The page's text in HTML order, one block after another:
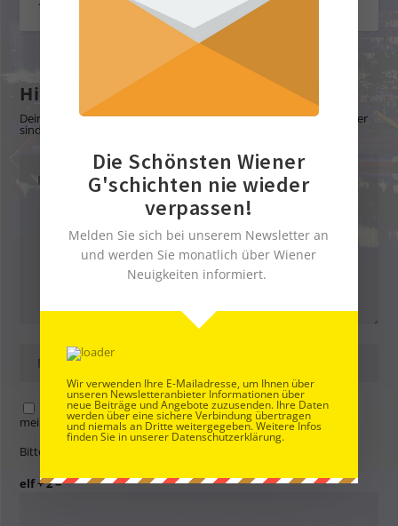
18. Februar 2026
Hinterlasse eine Antwort
Deine E-Mail-Adresse wird nicht veröffentlicht.Erforderliche Felder
sind mit
Name, E-Mail-Adresse und Website in diesem Browser für
meinen nächsten Kommentar speichern.
Bitte gib eine Antwort in Ziffern ein:
elf + 2 =
Die Schönsten Wiener
G'schichten nie wieder
verpassen!
Melden Sie sich bei unserem Newsletter an
und werden Sie monatlich über Wiener
Neuigkeiten informiert.
Wir verwenden Ihre E-Mailadresse, um Ihnen über
unseren Newsletteranbieter Informationen über
neue Beiträge und Angebote zuzusenden. Ihre Daten
werden über eine sichere Verbindung übertragen
und niemals an Dritte weitergegeben. Weitere Infos
finden Sie in unserer Datenschutzerklärung.